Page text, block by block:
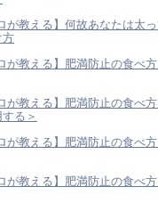
が教える】何故あなたは太
方
が教える】肥満防止の食べ
が教える】肥満防止の食べ
る＞
が教える】肥満防止の食べ
が教える】肥満防止の食べ